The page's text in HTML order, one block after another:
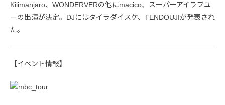
Kilimanjaro、WONDERVERの他にmacico、スーパーアイラブユ
ーの出演が決定。DJにはタイラダイスケ、TENDOUJIが発表され
た。
【イベント情報】